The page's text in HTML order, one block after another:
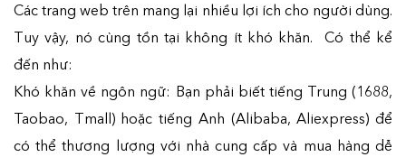
Các trang web trên mang lại nhiều lợi ích cho người dùng.
Tuy vậy, nó cùng tồn tại không ít khó khăn. Có thể kể
đến như:
Khó khăn về ngôn ngữ: Bạn phải biết tiếng Trung (1688,
Taobao, Tmall) hoặc tiếng Anh (Alibaba, Aliexpress) để
có thể thương lượng với nhà cung cấp và mua hàng dễ